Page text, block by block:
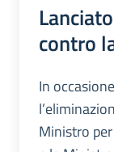
contro
In
Ministro